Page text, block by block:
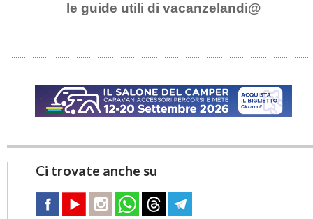
le guide utili di vacanzelandi@
Ci trovate anche su